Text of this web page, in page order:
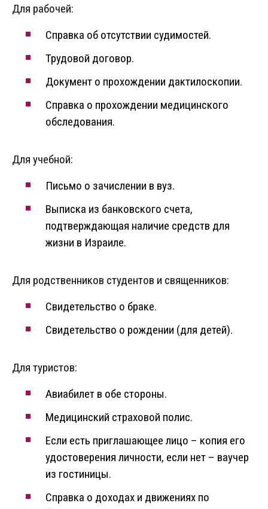
Для рабочей:
Справка об отсутствии судимостей.
Трудовой договор.
Документ о прохождении дактилоскопии.
Справка о прохождении медицинского
обследования.
Для учебной:
Письмо о зачислении в вуз.
Выписка из банковского счета,
подтверждающая наличие средств для
жизни в Израиле.
Для родственников студентов и священников:
Свидетельство о браке.
Свидетельство о рождении (для детей).
Для туристов:
Авиабилет в обе стороны.
Медицинский страховой полис.
Если есть приглашающее лицо – копия его
удостоверения личности, если нет – ваучер
из гостиницы.
Справка о доходах и движениях по